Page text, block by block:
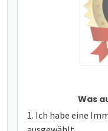
Was
Ich habe eine